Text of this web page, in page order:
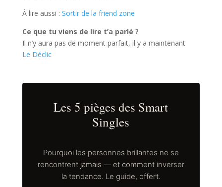
À lire aussi : Sortir de la friend zone
Ce que tu viens de lire t’a parlé ?
Il n’y aura pas de moment parfait, il y a maintenant
Le Déclic
Les 5 pièges des Smart
Singles
Pourquoi les personnes brillantes ne se
rencontrent jamais — et comment inverser
la tendance. Le guide, offert.